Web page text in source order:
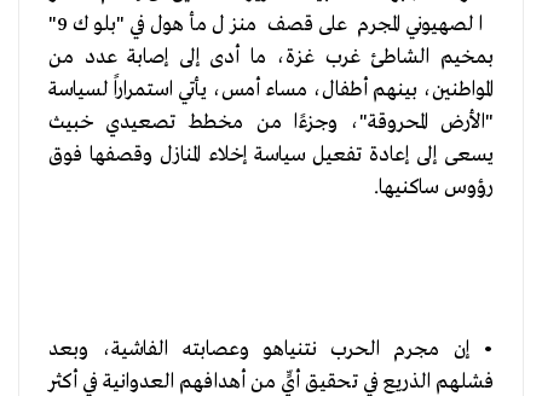
الصهيوني المجرم على قصف منزل مأهول في "بلوك 9"
بمخيم الشاطئ غرب غزة، ما أدى إلى إصابة عدد من
المواطنين، بينهم أطفال، مساء أمس، يأتي استمراراً لسياسة
"الأرض المحروقة"، وجزءًا من مخطط تصعيدي خبيث
يسعى إلى إعادة تفعيل سياسة إخلاء المنازل وقصفها فوق
رؤوس ساكنيها.
• إن مجرم الحرب نتنياهو وعصابته الفاشية، وبعد
فشلهم الذريع في تحقيق أيٍّ من أهدافهم العدوانية في أكثر